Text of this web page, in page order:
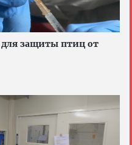
защиты птиц от